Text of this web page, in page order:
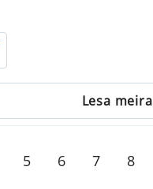
Lesa meira
5 6 7 8